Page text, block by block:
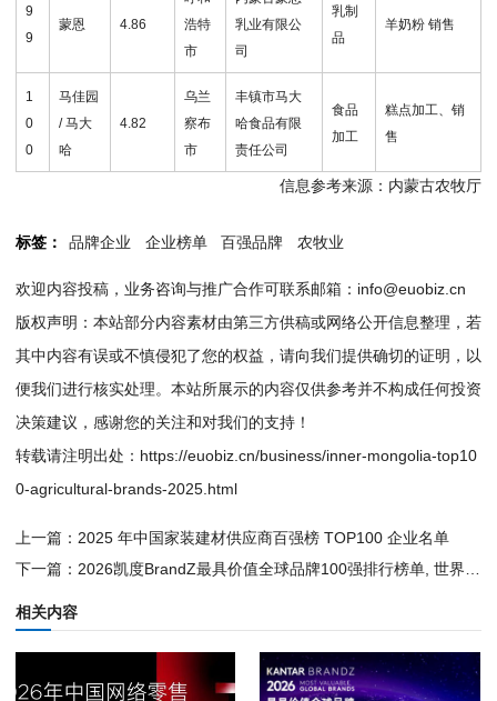
9
9
蒙恩 4.86
浩特
市
乳业有限公
司
乳制
品
羊奶粉 销售
1
0
0
马佳园
/ 马大
哈
4.82
乌兰
察布
市
丰镇市马大
哈食品有限
责任公司
食品
加工
糕点加工、销
售
信息参考来源：内蒙古农牧厅
标签： 品牌企业 企业榜单 百强品牌 农牧业
欢迎内容投稿，业务咨询与推广合作可联系邮箱：info@euobiz.cn
版权声明：本站部分内容素材由第三方供稿或网络公开信息整理，若
其中内容有误或不慎侵犯了您的权益，请向我们提供确切的证明，以
便我们进行核实处理。本站所展示的内容仅供参考并不构成任何投资
决策建议，感谢您的关注和对我们的支持！
转载请注明出处： https://euobiz.cn/business/inner-mongolia-top10
0-agricultural-brands-2025.html
上一篇： 2025 年中国家装建材供应商百强榜 TOP100 企业名单
下一篇： 2026凯度BrandZ最具价值全球品牌100强排行榜单, 世界知名企业名录
相关内容